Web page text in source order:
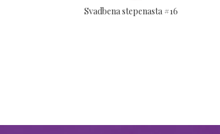
Svadbena stepenasta #16